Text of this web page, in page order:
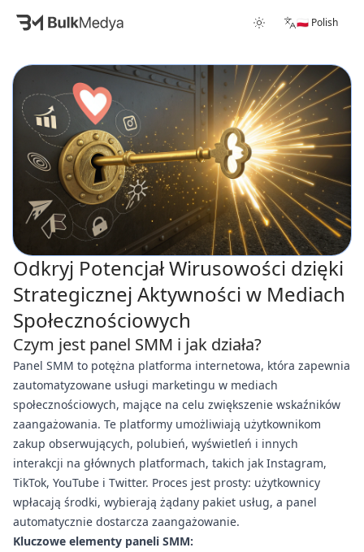
🇵🇱 Polish
Odkryj Potencjał Wirusowości dzięki
Strategicznej Aktywności w Mediach
Społecznościowych
Czym jest panel SMM i jak działa?
Panel SMM to potężna platforma internetowa, która zapewnia
zautomatyzowane usługi marketingu w mediach
społecznościowych, mające na celu zwiększenie wskaźników
zaangażowania. Te platformy umożliwiają użytkownikom
zakup obserwujących, polubień, wyświetleń i innych
interakcji na głównych platformach, takich jak Instagram,
TikTok, YouTube i Twitter. Proces jest prosty: użytkownicy
wpłacają środki, wybierają żądany pakiet usług, a panel
automatycznie dostarcza zaangażowanie.
Kluczowe elementy paneli SMM: